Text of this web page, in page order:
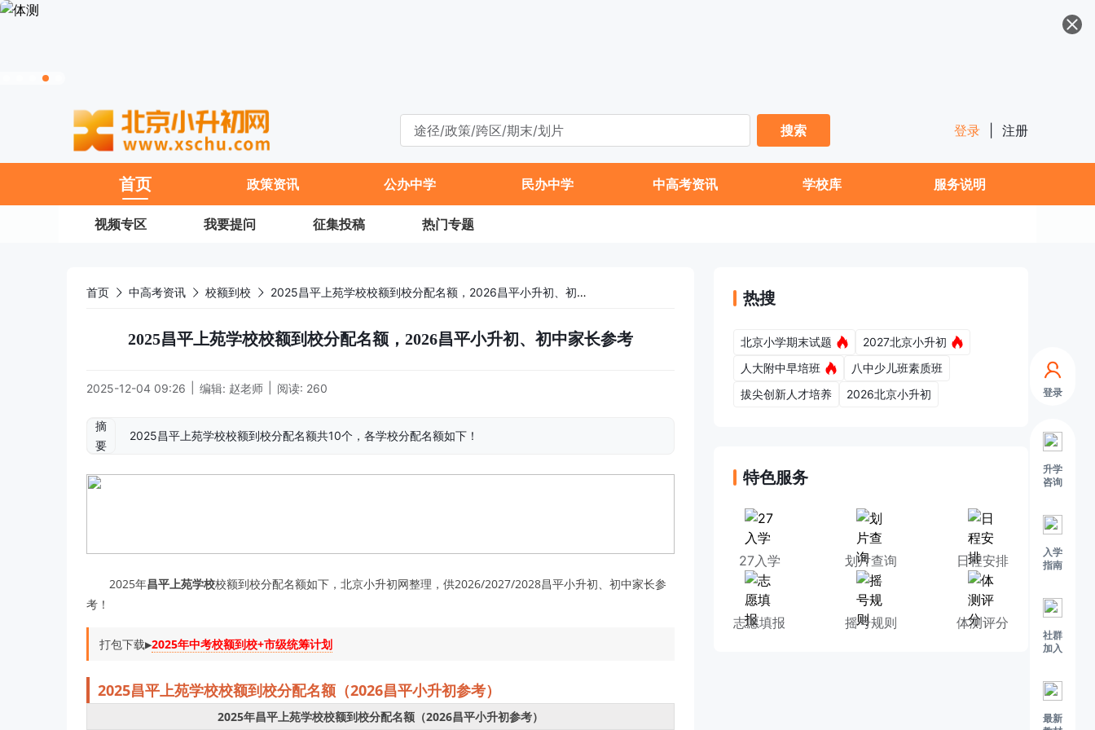
登录
升学
咨询
入学
指南
社群
加入
最新
搜索
登录 注册
首页 政策资讯 公办中学 民办中学 中高考资讯 学校库 服务说明
视频专区 我要提问 征集投稿 热门专题
首页 中高考资讯 校额到校 2025昌平上苑学校校额到校分配名额，2026昌平小升初、初中家长参考
2025昌平上苑学校校额到校分配名额，2026昌平小升初、初中家长参考
2025-12-04 09:26 编辑: 赵老师 阅读: 260
摘
要
2025昌平上苑学校校额到校分配名额共10个，各学校分配名额如下！
2025年昌平上苑学校校额到校分配名额如下，北京小升初网整理，供2026/2027/2028昌平小升初、初中家长参
考！
打包下载▶️2025年中考校额到校+市级统筹计划
2025昌平上苑学校校额到校分配名额（2026昌平小升初参考）
2025年昌平上苑学校校额到校分配名额（2026昌平小升初参考）
热搜
北京小学期末试题
2027北京小升初
人大附中早培班
八中少儿班素质班
拔尖创新人才培养
2026北京小升初
特色服务
27入学 划片查询 日程安排
志愿填报 摇号规则 体测评分